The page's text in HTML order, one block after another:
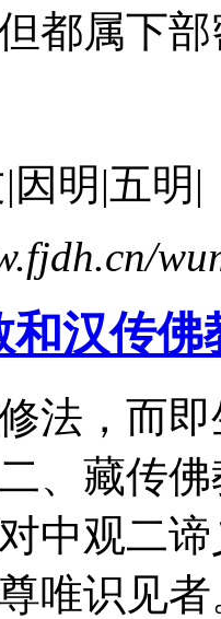
都属下
因明|五明|
和汉传佛
法，而
藏传佛
中观二
唯识见